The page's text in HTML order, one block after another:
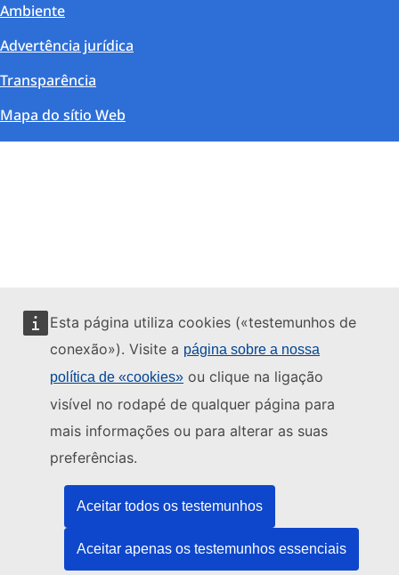
Esta página utiliza cookies («testemunhos de
conexão»). Visite a página sobre a nossa
política de «cookies» ou clique na ligação
visível no rodapé de qualquer página para
mais informações ou para alterar as suas
preferências.
Aceitar todos os testemunhos
Aceitar apenas os testemunhos essenciais
Ambiente
Advertência jurídica
Transparência
Mapa do sítio Web